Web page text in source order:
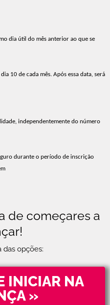
dia útil do mês anterior ao que se
10 de cada mês. Após essa data, será
independentemente do número
durante o período de inscrição
de começares a
das opções:
INICIAR NA
»